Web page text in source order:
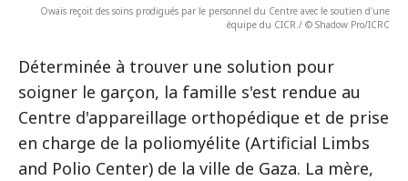
Owaïs reçoit des soins prodigués par le personnel du Centre avec le soutien d'une
équipe du CICR./ © Shadow Pro/ICRC
Déterminée à trouver une solution pour
soigner le garçon, la famille s'est rendue au
Centre d'appareillage orthopédique et de prise
en charge de la poliomyélite (Artificial Limbs
and Polio Center) de la ville de Gaza. La mère,